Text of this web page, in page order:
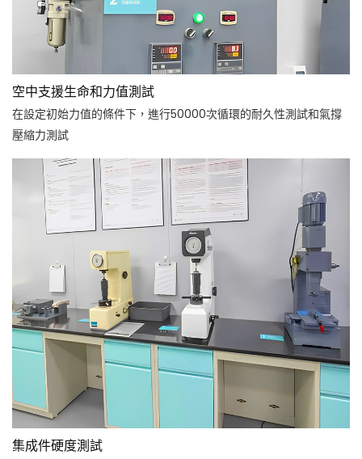
空中支援生命和力值測試
在設定初始力值的條件下，進行50000次循環的耐久性測試和氣撐
壓縮力測試
集成件硬度測試